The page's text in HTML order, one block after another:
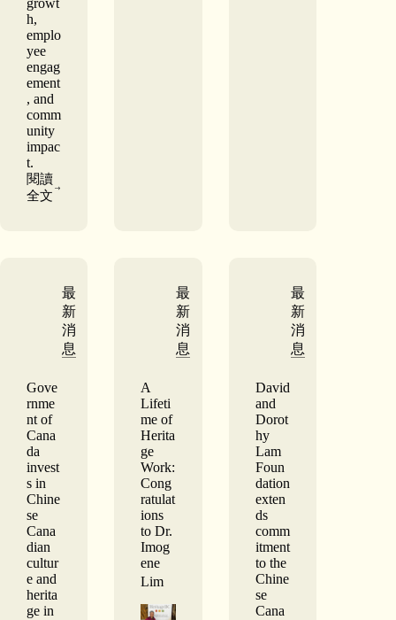
growt
h,
emplo
yee
engag
ement
, and
comm
unity
impac
t.
閱讀
全文
Chinese
Business
Distinction
Awards
最
新
消
息
Gove
rnme
nt of
Cana
da
invest
s in
Chine
se
Cana
dian
cultur
e and
herita
ge in
最
新
消
息
A
Lifeti
me of
Herita
ge
Work:
Cong
ratulat
ions
to Dr.
Imog
ene
Lim
最
新
消
息
David
and
Dorot
hy
Lam
Foun
dation
exten
ds
comm
itment
to the
Chine
se
Cana